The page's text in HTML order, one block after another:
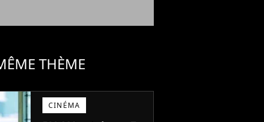
THÈME
CINÉMA